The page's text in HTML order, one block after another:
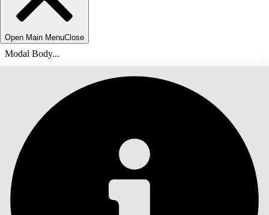
Open Main MenuClose
Modal Body...
INHALT